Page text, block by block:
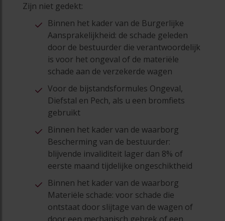
Zijn niet gedekt:
Binnen het kader van de Burgerlijke
Aansprakelijkheid: de schade geleden
door de bestuurder die verantwoordelijk
is voor het ongeval of de materiële
schade aan de verzekerde wagen
Voor de bijstandsformules Ongeval,
Diefstal en Pech, als u een bromfiets
gebruikt
Binnen het kader van de waarborg
Bescherming van de bestuurder:
blijvende invaliditeit lager dan 8% of
eerste maand tijdelijke ongeschiktheid
Binnen het kader van de waarborg
Materiële schade: voor schade die
ontstaat door slijtage van de wagen of